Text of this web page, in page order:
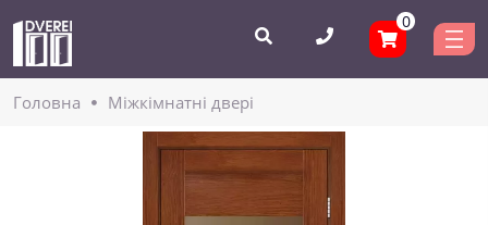
0
Головнa Міжкімнатні двері